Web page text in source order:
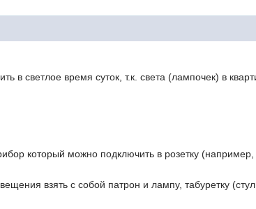
в светлое время суток, т.к. света (лампочек) в
который можно подключить в розетку
взять с собой патрон и лампу, табуретку